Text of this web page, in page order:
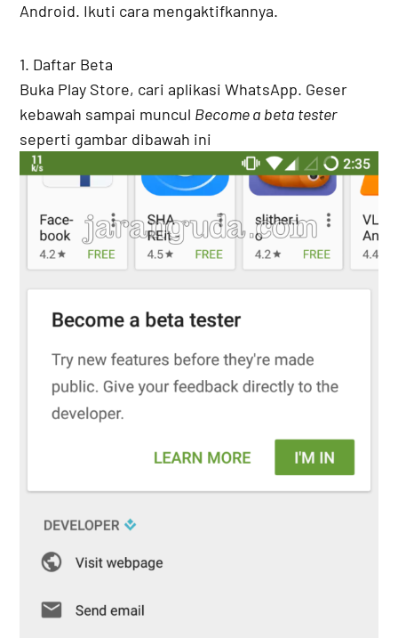
Android. Ikuti cara mengaktifkannya.
1. Daftar Beta
Buka Play Store, cari aplikasi WhatsApp. Geser
kebawah sampai muncul Become a beta tester
seperti gambar dibawah ini